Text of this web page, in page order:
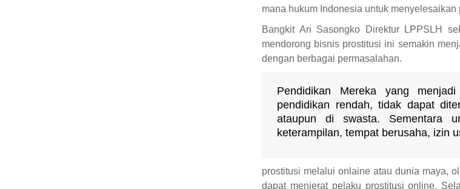
mana hukum Indonesia untuk
Bangkit Ari Sasongko Direktur LPPSLH
mendorong bisnis prostitusi ini semakin
dengan berbagai permasalahan.
Pendidikan Mereka yang
pendidikan rendah, tidak dapat
ataupun di swasta. Sementara
keterampilan, tempat berusaha, izin
prostitusi melalui onlaine atau dunia maya,
dapat menjerat pelaku prostitusi online.